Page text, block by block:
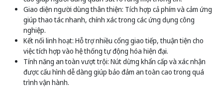
Giao diện người dùng thân thiện: Tích hợp cả phím và cảm ứng
giúp thao tác nhanh, chính xác trong các ứng dụng công
nghiệp.
Kết nối linh hoạt: Hỗ trợ nhiều cổng giao tiếp, thuận tiện cho
việc tích hợp vào hệ thống tự động hóa hiện đại.
Tính năng an toàn vượt trội: Nút dừng khẩn cấp và xác nhận
được cấu hình dễ dàng giúp bảo đảm an toàn cao trong quá
trình vận hành.